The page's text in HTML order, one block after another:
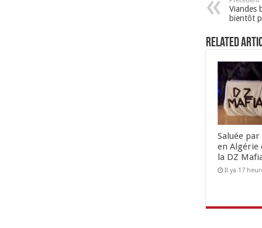
Viandes
bientôt
Related
Saluée
en Algérie
la DZ
Il ya 17